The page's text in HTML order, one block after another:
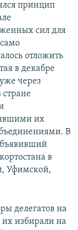
принцип
сил для
отложить
в декабре
через
стране
их
В
в
Уфимской,
делегатов на
избирали на